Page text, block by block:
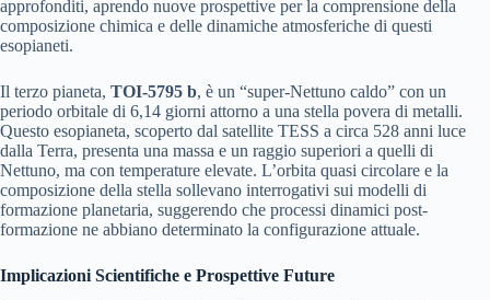
approfonditi, aprendo nuove prospettive per la comprensione della
composizione chimica e delle dinamiche atmosferiche di questi
esopianeti.
Il terzo pianeta, TOI-5795 b, è un “super-Nettuno caldo” con un
periodo orbitale di 6,14 giorni attorno a una stella povera di metalli.
Questo esopianeta, scoperto dal satellite TESS a circa 528 anni luce
dalla Terra, presenta una massa e un raggio superiori a quelli di
Nettuno, ma con temperature elevate. L’orbita quasi circolare e la
composizione della stella sollevano interrogativi sui modelli di
formazione planetaria, suggerendo che processi dinamici post-
formazione ne abbiano determinato la configurazione attuale.
Implicazioni Scientifiche e Prospettive Future